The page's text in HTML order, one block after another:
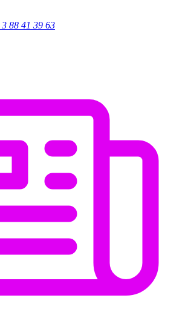
88 41 39 63